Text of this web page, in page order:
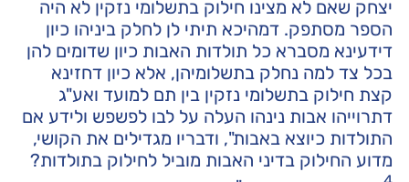
יצחק שאם לא מצינו חילוק בתשלומי נזקין לא היה
הספר מסתפק. דמהיכא תיתי לן לחלק ביניהו כיון
דידעינא מסברא כל תולדות האבות כיון שדומים להן
בכל צד למה נחלק בתשלומיהן, אלא כיון דחזינא
קצת חילוק בתשלומי נזקין בין תם למועד ואע"ג
דתרוייהו אבות נינהו העלה על לבו לפשפש ולידע אם
התולדות כיוצא באבות", ודבריו מגדילים את הקושי,
מדוע החילוק בדיני האבות מוביל לחילוק בתולדות?